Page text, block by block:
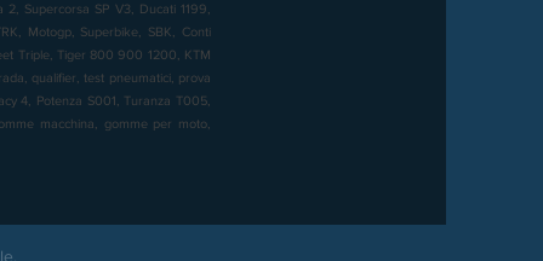
Supercorsa SP V3, Ducati 1199,
Motogp, Superbike, SBK, Conti
Triple, Tiger 800 900 1200, KTM
qualifier, test pneumatici, prova
4, Potenza S001, Turanza T005,
macchina, gomme per moto,